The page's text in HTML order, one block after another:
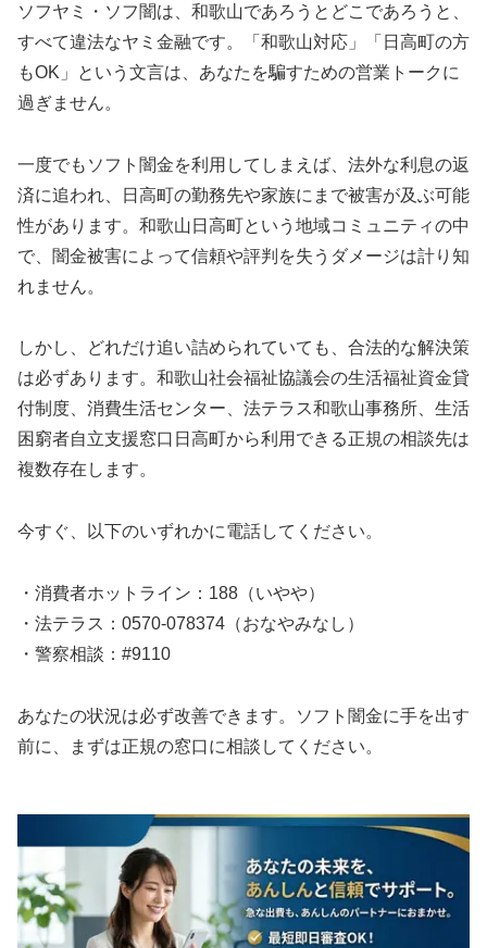
ソフヤミ・ソフ闇は、和歌山であろうとどこであろうと、
すべて違法なヤミ金融です。「和歌山対応」「日高町の方
もOK」という文言は、あなたを騙すための営業トークに
過ぎません。
一度でもソフト闇金を利用してしまえば、法外な利息の返
済に追われ、日高町の勤務先や家族にまで被害が及ぶ可能
性があります。和歌山日高町という地域コミュニティの中
で、闇金被害によって信頼や評判を失うダメージは計り知
れません。
しかし、どれだけ追い詰められていても、合法的な解決策
は必ずあります。和歌山社会福祉協議会の生活福祉資金貸
付制度、消費生活センター、法テラス和歌山事務所、生活
困窮者自立支援窓口日高町から利用できる正規の相談先は
複数存在します。
今すぐ、以下のいずれかに電話してください。
・消費者ホットライン：188（いやや）
・法テラス：0570-078374（おなやみなし）
・警察相談：#9110
あなたの状況は必ず改善できます。ソフト闇金に手を出す
前に、まずは正規の窓口に相談してください。